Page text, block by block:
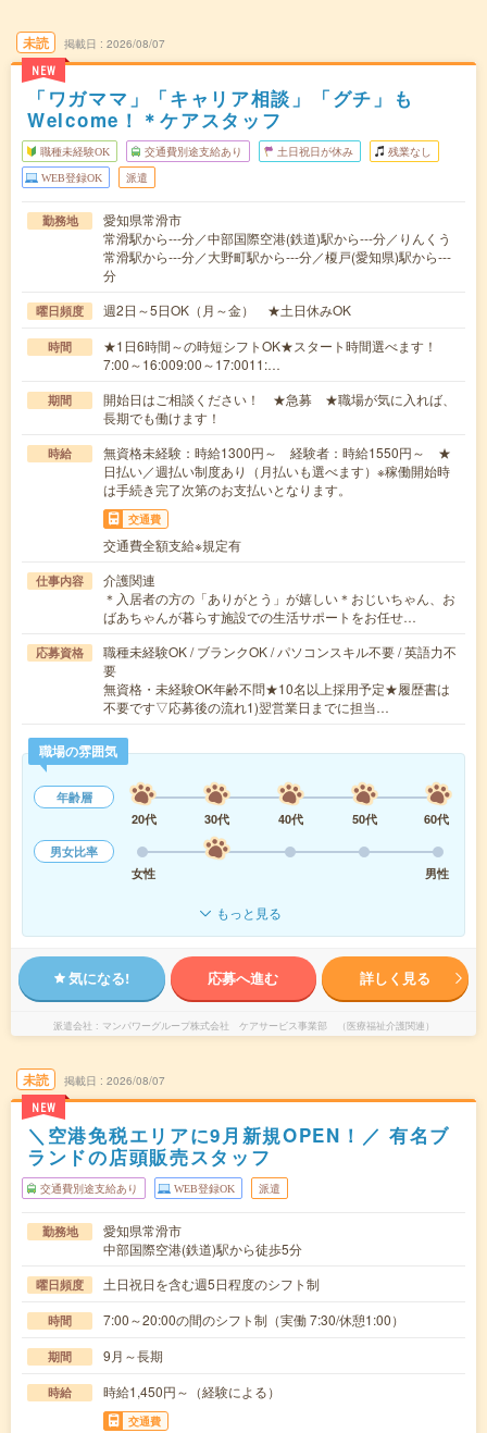
未読
NEW
掲載日 2026/08/07
「ワガママ」「キャリア相談」「グチ」も
Welcome！＊ケアスタッフ
職種未経験OK 交通費別途支給あり 土日祝日が休み 残業なし
WEB登録OK 派遣
勤務地
愛知県常滑市
常滑駅から---分／中部国際空港(鉄道)駅から---分／りんくう
常滑駅から---分／大野町駅から---分／榎戸(愛知県)駅から---
分
曜日頻度 週2日～5日OK（月～金） ★土日休みOK
時間
★1日6時間～の時短シフトOK★スタート時間選べます！
7:00～16:009:00～17:0011:…
期間
開始日はご相談ください！ ★急募 ★職場が気に入れば、
長期でも働けます！
時給
無資格未経験：時給1300円～ 経験者：時給1550円～ ★
日払い／週払い制度あり（月払いも選べます）※稼働開始時
は手続き完了次第のお支払いとなります。
交通費
交通費全額支給※規定有
仕事内容
介護関連
＊入居者の方の「ありがとう」が嬉しい＊おじいちゃん、お
ばあちゃんが暮らす施設での生活サポートをお任せ…
応募資格
職種未経験OK / ブランクOK / パソコンスキル不要 / 英語力不
要
無資格・未経験OK年齢不問★10名以上採用予定★履歴書は
不要です▽応募後の流れ1)翌営業日までに担当…
職場の雰囲気
年齢層
20代
30代 40代 50代
60代
男女比率
女性
男性
もっと見る
気になる! 応募へ進む 詳しく見る
派遣会社 マンパワーグループ株式会社 ケアサービス事業部 （医療福祉介護関連）
未読
NEW
掲載日 2026/08/07
＼空港免税エリアに9月新規OPEN！／ 有名ブ
ランドの店頭販売スタッフ
交通費別途支給あり WEB登録OK 派遣
勤務地
愛知県常滑市
中部国際空港(鉄道)駅から徒歩5分
曜日頻度 土日祝日を含む週5日程度のシフト制
時間 7:00～20:00の間のシフト制（実働 7:30/休憩1:00）
期間 9月～長期
時給 時給1,450円～（経験による）
交通費